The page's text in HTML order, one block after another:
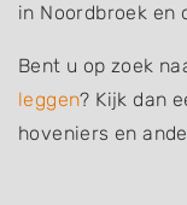
in Noordbroek en
Bent u op zoek
leggen? Kijk dan
hoveniers en